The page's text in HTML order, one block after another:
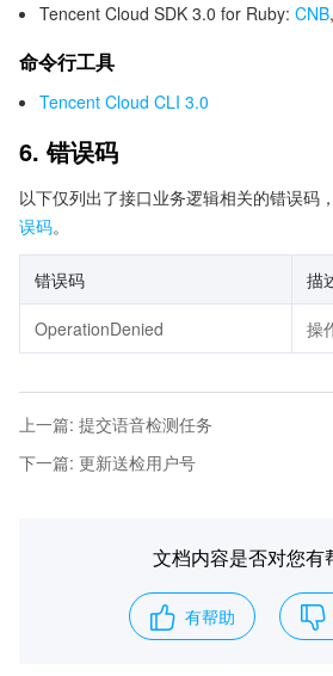
Tencent Cloud SDK 3.0 for Ruby: CNB,
命令行工具
Tencent Cloud CLI 3.0
6. 错误码
以下仅列出了接口业务逻辑相关的错误码
误码。
错误码 描
OperationDenied 操
上一篇: 提交语音检测任务
下一篇: 更新送检用户号
文档内容是否对您有
有帮助